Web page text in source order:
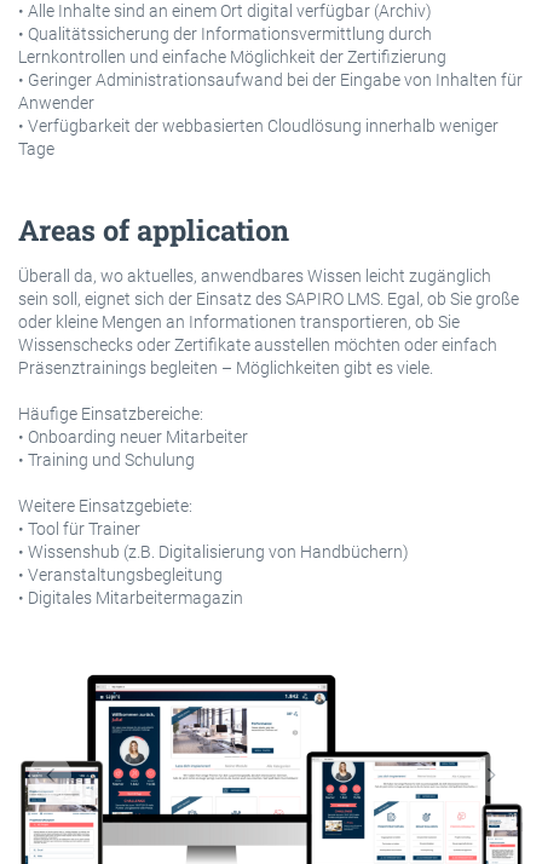
• Alle Inhalte sind an einem Ort digital verfügbar (Archiv)
• Qualitätssicherung der Informationsvermittlung durch
Lernkontrollen und einfache Möglichkeit der Zertifizierung
• Geringer Administrationsaufwand bei der Eingabe von Inhalten für
Anwender
• Verfügbarkeit der webbasierten Cloudlösung innerhalb weniger
Tage
Areas of application
Überall da, wo aktuelles, anwendbares Wissen leicht zugänglich
sein soll, eignet sich der Einsatz des SAPIRO LMS. Egal, ob Sie große
oder kleine Mengen an Informationen transportieren, ob Sie
Wissenschecks oder Zertifikate ausstellen möchten oder einfach
Präsenztrainings begleiten – Möglichkeiten gibt es viele.
Häufige Einsatzbereiche:
• Onboarding neuer Mitarbeiter
• Training und Schulung
Weitere Einsatzgebiete:
• Tool für Trainer
• Wissenshub (z.B. Digitalisierung von Handbüchern)
• Veranstaltungsbegleitung
• Digitales Mitarbeitermagazin